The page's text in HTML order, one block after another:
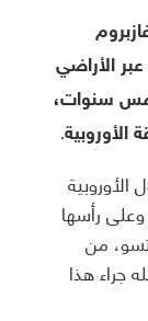
شركة غازبروم
الأراضي
خمس سنوات،
الأوروبية
رأسها
من
جراء هذا